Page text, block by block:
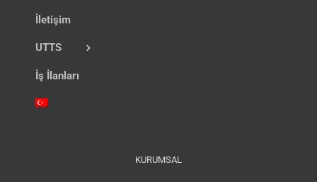
İletişim
UTTS
İş İlanları
KURUMSAL